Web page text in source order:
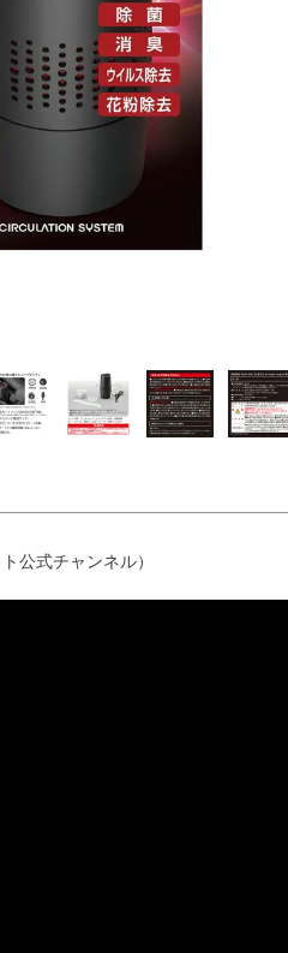
公式チャンネル）